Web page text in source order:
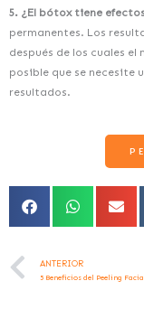
5. ¿El bótox tiene
permanentes. Los
después de los cuales el
posible que se necesite
resultados.
Ant
ANTERIOR
5 Beneficios del Peeling